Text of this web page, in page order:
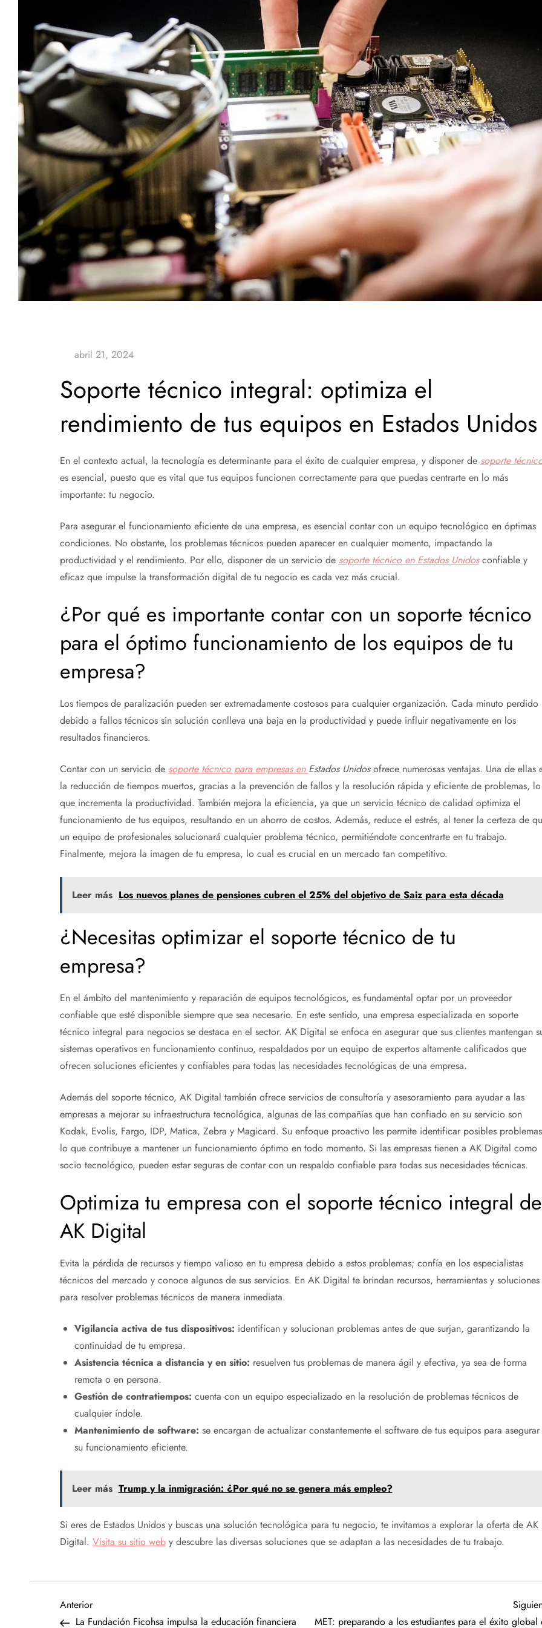
Soporte técnico integral: optimiza el
rendimiento de tus equipos en Estados Unidos
En el contexto actual, la tecnología es determinante para el éxito de cualquier empresa, y disponer de soporte
es esencial, puesto que es vital que tus equipos funcionen correctamente para que puedas centrarte en lo más
importante: tu negocio.
Para asegurar el funcionamiento eficiente de una empresa, es esencial contar con un equipo tecnológico en óptimas
condiciones. No obstante, los problemas técnicos pueden aparecer en cualquier momento, impactando la
productividad y el rendimiento. Por ello, disponer de un servicio de soporte técnico en Estados Unidosconfiable y
eficaz que impulse la transformación digital de tu negocio es cada vez más crucial.
¿Por qué es importante contar con un soporte técnico
para el óptimo funcionamiento de los equipos de tu
empresa?
Los tiempos de paralización pueden ser extremadamente costosos para cualquier organización. Cada minuto perdido
debido a fallos técnicos sin solución conlleva una baja en la productividad y puede influir negativamente en los
resultados financieros.
Contar con un servicio de soporte técnico para empresas en Estados Unidosofrece numerosas ventajas. Una de ellas
la reducción de tiempos muertos, gracias a la prevención de fallos y la resolución rápida y eficiente de problemas, lo
que incrementa la productividad. También mejora la eficiencia, ya que un servicio técnico de calidad optimiza el
funcionamiento de tus equipos, resultando en un ahorro de costos. Además, reduce el estrés, al tener la certeza de
un equipo de profesionales solucionará cualquier problema técnico, permitiéndote concentrarte en tu trabajo.
Finalmente, mejora la imagen de tu empresa, lo cual es crucial en un mercado tan competitivo.
Leer más Los nuevos planes de pensiones cubren el 25% del objetivo de Saiz para esta década
¿Necesitas optimizar el soporte técnico de tu
empresa?
En el ámbito del mantenimiento y reparación de equipos tecnológicos, es fundamental optar por un proveedor
confiable que esté disponible siempre que sea necesario. En este sentido, una empresa especializada en soporte
técnico integral para negocios se destaca en el sector. AK Digital se enfoca en asegurar que sus clientes mantengan
sistemas operativos en funcionamiento continuo, respaldados por un equipo de expertos altamente calificados que
ofrecen soluciones eficientes y confiables para todas las necesidades tecnológicas de una empresa.
Además del soporte técnico, AK Digital también ofrece servicios de consultoría y asesoramiento para ayudar a las
empresas a mejorar su infraestructura tecnológica, algunas de las compañías que han confiado en su servicio son
Kodak, Evolis, Fargo, IDP, Matica, Zebra y Magicard. Su enfoque proactivo les permite identificar posibles
lo que contribuye a mantener un funcionamiento óptimo en todo momento. Si las empresas tienen a AK Digital como
socio tecnológico, pueden estar seguras de contar con un respaldo confiable para todas sus necesidades técnicas.
Optimiza tu empresa con el soporte técnico integral de
AK Digital
Evita la pérdida de recursos y tiempo valioso en tu empresa debido a estos problemas; confía en los especialistas
técnicos del mercado y conoce algunos de sus servicios. En AK Digital te brindan recursos, herramientas y soluciones
para resolver problemas técnicos de manera inmediata.
Vigilancia activa de tus dispositivos: identifican y solucionan problemas antes de que surjan, garantizando la
continuidad de tu empresa.
Asistencia técnica a distancia y en sitio: resuelven tus problemas de manera ágil y efectiva, ya sea de forma
remota o en persona.
Gestión de contratiempos: cuenta con un equipo especializado en la resolución de problemas técnicos de
cualquier índole.
Mantenimiento de software: se encargan de actualizar constantemente el software de tus equipos para asegurar
su funcionamiento eficiente.
Leer más Trump y la inmigración: ¿Por qué no se genera más empleo?
Si eres de Estados Unidosy buscas una solución tecnológica para tu negocio, te invitamos a explorar la oferta de AK
Digital. Visita su sitio weby descubre las diversas soluciones que se adaptan a las necesidades de tu trabajo.
N
Entrada
anterior
Anterior
La Fundación Ficohsa impulsa la educación financiera
MET: preparando a los estudiantes para el éxito global